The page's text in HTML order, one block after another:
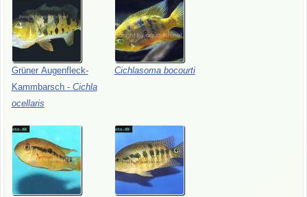
Grüner Augenfleck-
Kammbarsch - Cichla
ocellaris
Cichlasoma bocourti